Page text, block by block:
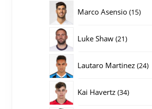
Marco Asensio 1515
Luke Shaw 2121
Lautaro Martinez 2424
Kai Havertz 3434